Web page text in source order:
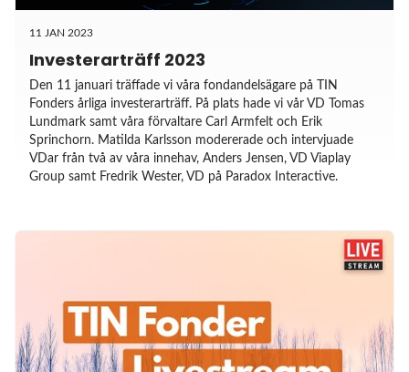
11 JAN 2023
Investerarträff 2023
Den 11 januari träffade vi våra fondandelsägare på TIN
Fonders årliga investerarträff. På plats hade vi vår VD Tomas
Lundmark samt våra förvaltare Carl Armfelt och Erik
Sprinchorn. Matilda Karlsson modererade och intervjuade
VDar från två av våra innehav, Anders Jensen, VD Viaplay
Group samt Fredrik Wester, VD på Paradox Interactive.